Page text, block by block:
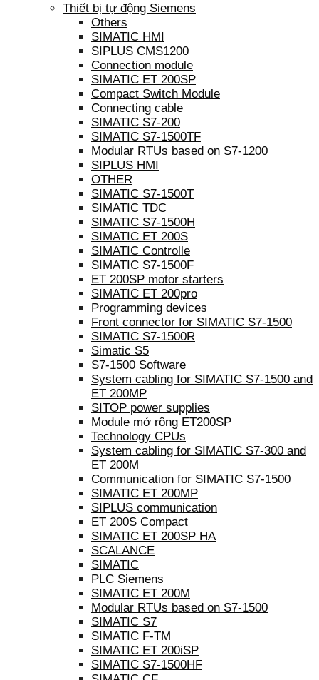
Thiết bị tự động Siemens
Others
SIMATIC HMI
SIPLUS CMS1200
Connection module
SIMATIC ET 200SP
Compact Switch Module
Connecting cable
SIMATIC S7-200
SIMATIC S7-1500TF
Modular RTUs based on S7-1200
SIPLUS HMI
OTHER
SIMATIC S7-1500T
SIMATIC TDC
SIMATIC S7-1500H
SIMATIC ET 200S
SIMATIC Controlle
SIMATIC S7-1500F
ET 200SP motor starters
SIMATIC ET 200pro
Programming devices
Front connector for SIMATIC S7-1500
SIMATIC S7-1500R
Simatic S5
S7-1500 Software
System cabling for SIMATIC S7-1500 and
ET 200MP
SITOP power supplies
Module mở rộng ET200SP
Technology CPUs
System cabling for SIMATIC S7-300 and
ET 200M
Communication for SIMATIC S7-1500
SIMATIC ET 200MP
SIPLUS communication
ET 200S Compact
SIMATIC ET 200SP HA
SCALANCE
SIMATIC
PLC Siemens
SIMATIC ET 200M
Modular RTUs based on S7-1500
SIMATIC S7
SIMATIC F-TM
SIMATIC ET 200iSP
SIMATIC S7-1500HF